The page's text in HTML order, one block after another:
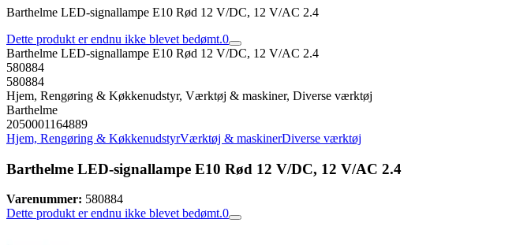
Barthelme LED-signallampe E10 Rød 12 V/DC, 12 V/AC 2.4
Dette produkt er endnu ikke blevet bedømt.0
Barthelme LED-signallampe E10 Rød 12 V/DC, 12 V/AC 2.4
580884
580884
Hjem, Rengøring & Køkkenudstyr, Værktøj & maskiner, Diverse værktøj
Barthelme
2050001164889
Hjem, Rengøring & KøkkenudstyrVærktøj & maskinerDiverse værktøj
Barthelme LED-signallampe E10 Rød 12 V/DC, 12 V/AC 2.4
Varenummer: 580884
Dette produkt er endnu ikke blevet bedømt.0